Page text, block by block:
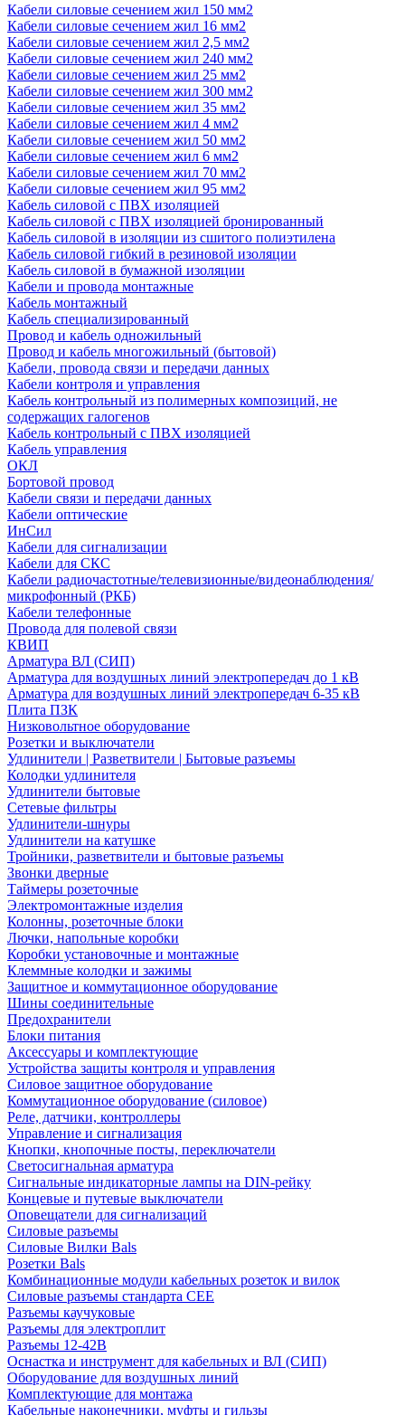
Кабели силовые сечением жил 150 мм2
Кабели силовые сечением жил 16 мм2
Кабели силовые сечением жил 2,5 мм2
Кабели силовые сечением жил 240 мм2
Кабели силовые сечением жил 25 мм2
Кабели силовые сечением жил 300 мм2
Кабели силовые сечением жил 35 мм2
Кабели силовые сечением жил 4 мм2
Кабели силовые сечением жил 50 мм2
Кабели силовые сечением жил 6 мм2
Кабели силовые сечением жил 70 мм2
Кабели силовые сечением жил 95 мм2
Кабель силовой с ПВХ изоляцией
Кабель силовой с ПВХ изоляцией бронированный
Кабель силовой в изоляции из сшитого полиэтилена
Кабель силовой гибкий в резиновой изоляции
Кабель силовой в бумажной изоляции
Кабели и провода монтажные
Кабель монтажный
Кабель специализированный
Провод и кабель одножильный
Провод и кабель многожильный (бытовой)
Кабели, провода связи и передачи данных
Кабели контроля и управления
Кабель контрольный из полимерных композиций, не
содержащих галогенов
Кабель контрольный с ПВХ изоляцией
Кабель управления
ОКЛ
Бортовой провод
Кабели связи и передачи данных
Кабели оптические
ИнСил
Кабели для сигнализации
Кабели для СКС
Кабели радиочастотные/телевизионные/видеонаблюдения/
микрофонный (РКБ)
Кабели телефонные
Провода для полевой связи
КВИП
Арматура ВЛ (СИП)
Арматура для воздушных линий электропередач до 1 кВ
Арматура для воздушных линий электропередач 6-35 кВ
Плита ПЗК
Низковольтное оборудование
Розетки и выключатели
Удлинители | Разветвители | Бытовые разъемы
Колодки удлинителя
Удлинители бытовые
Сетевые фильтры
Удлинители-шнуры
Удлинители на катушке
Тройники, разветвители и бытовые разъемы
Звонки дверные
Таймеры розеточные
Электромонтажные изделия
Колонны, розеточные блоки
Лючки, напольные коробки
Коробки установочные и монтажные
Клеммные колодки и зажимы
Защитное и коммутационное оборудование
Шины соединительные
Предохранители
Блоки питания
Аксессуары и комплектующие
Устройства защиты контроля и управления
Силовое защитное оборудование
Коммутационное оборудование (силовое)
Реле, датчики, контроллеры
Управление и сигнализация
Кнопки, кнопочные посты, переключатели
Светосигнальная арматура
Сигнальные индикаторные лампы на DIN-рейку
Концевые и путевые выключатели
Оповещатели для сигнализаций
Силовые разъемы
Силовые Вилки Bals
Розетки Bals
Комбинационные модули кабельных розеток и вилок
Силовые разъемы стандарта CEE
Разъемы каучуковые
Разъемы для электроплит
Разъемы 12-42В
Оснастка и инструмент для кабельных и ВЛ (СИП)
Оборудование для воздушных линий
Комплектующие для монтажа
Кабельные наконечники, муфты и гильзы